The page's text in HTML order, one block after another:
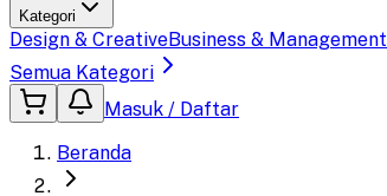
Kategori
Design & CreativeBusiness & Management
Semua Kategori
Masuk / Daftar
Beranda